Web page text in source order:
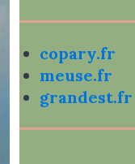
copary.fr
meuse.fr
grandest.fr